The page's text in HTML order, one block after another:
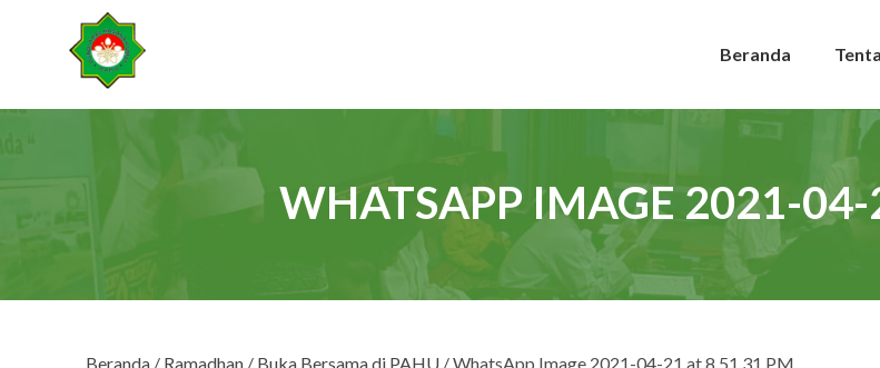
Beranda
WHATSAPP IMAGE 2021-
Beranda / Ramadhan / Buka Bersama di PAHU / WhatsApp Image 2021-04-21 at 8.51.31 PM